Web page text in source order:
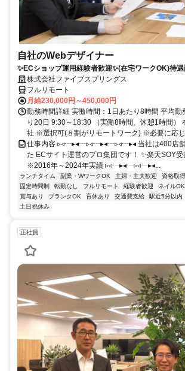
自社のWebデザイナー
✨ECショップ運用経験者歓迎✨(在宅ワークOK)待
株式会社ファイブスプリングス
フルリモート
月給230,000円～450,000円
勤務時間詳細 実働時間：1日あたり8時間 平均勤
り20日 9:30～18:30 （実働8時間、休憩1時間）
社 ※選択可(８割がリモートワーク) ※必要に応じ
仕事内容 ▹◃┄▸◂┄▹◃┄▸◂┄▹◃┄▸◂ 当社は400店舗
た ECサイト運営のプロ集団です！ ✨楽天SOY
※2016年～2024年実績 ▹◃┄▸◂┄▹◃┄▸◂...
ランチタイム 副業・WワークOK 主婦・主夫歓迎 資格取
固定時間制
転勤なし フルリモート 経験者歓迎 ネイルOK
賞与あり
ブランクOK 育休あり 交通費支給 駅近5分以内
土日祝休み
正社員